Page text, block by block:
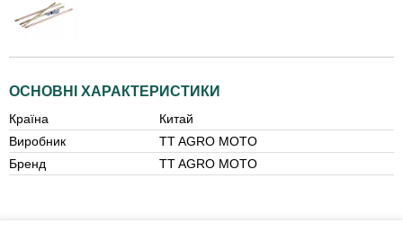
ОСНОВНІ ХАРАКТЕРИСТИКИ
Країна
Китай
Виробник
TT AGRO MOTO
Бренд
TT AGRO MOTO